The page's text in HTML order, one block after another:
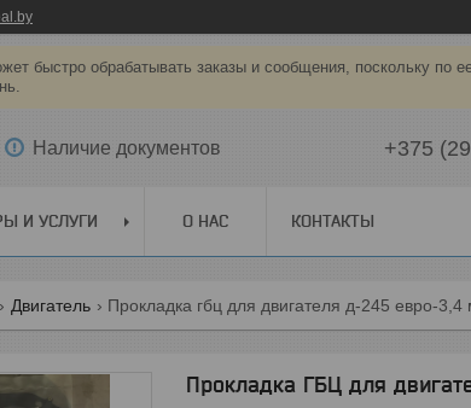
быстро обрабатывать заказы и сообщения, поскольку по
Наличие документов +375
И УСЛУГИ О НАС КОНТАКТЫ
Двигатель Прокладка гбц для двигателя д-245 евро-
Прокладка ГБЦ для